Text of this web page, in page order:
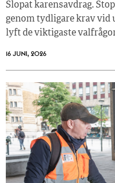
Slopat karensavdrag.
genom tydligare krav vid
lyft de viktigaste
16 JUNI, 2026